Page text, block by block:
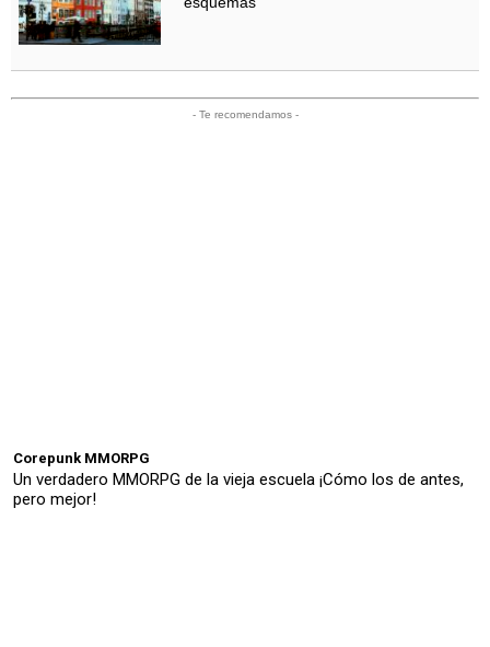
- Te recomendamos -
Corepunk MMORPG
Un verdadero MMORPG de la vieja escuela ¡Cómo los de antes,
pero mejor!